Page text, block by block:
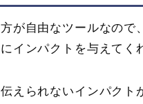
が自由なツールなので
インパクトを与えてく
えられないインパクト